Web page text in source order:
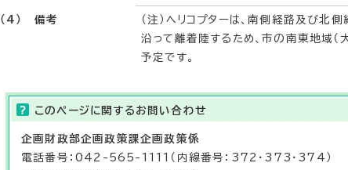
（4） 備考
（注）ヘリコプターは、南側経路及び北
沿って離着陸するため、市の南東地域（
予定です。
このページに関する お問い合わせ
企画財政部企画政策課企画政策係
電話番号：042-565-1111（内線番号：372・373・374）